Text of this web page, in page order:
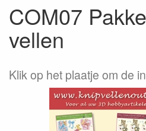
COM07
vellen
Klik op het plaatje om de